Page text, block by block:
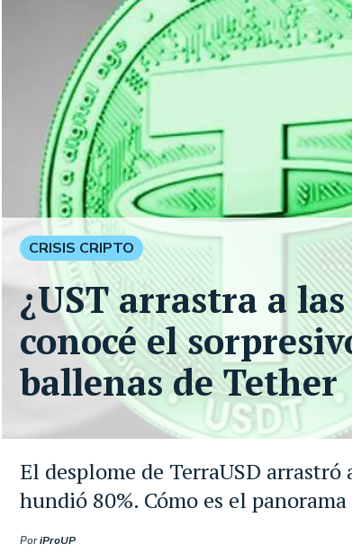
El desplome de TerraUSD
hundió 80%. Cómo es el
PoriProUP
CRISIS CRIPTO
¿UST arrastra a
conocé el
ballenas de Tether